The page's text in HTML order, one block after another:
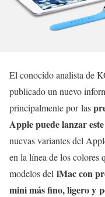
El conocido analista de
publicado un nuevo
principalmente por las
Apple puede lanzar
nuevas variantes del
en la línea de los colores
modelos del iMac con
mini más fino, ligero y